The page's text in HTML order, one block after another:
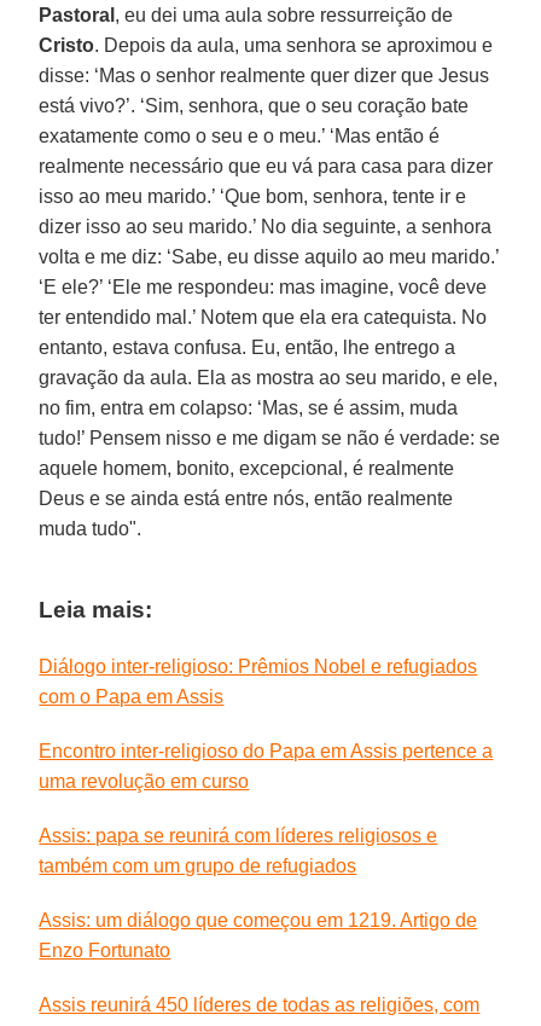
Pastoral , eu dei uma aula sobre ressurreição de
Cristo. Depois da aula, uma senhora se aproximou e
disse: ‘Mas o senhor realmente quer dizer que Jesus
está vivo?’. ‘Sim, senhora, que o seu coração bate
exatamente como o seu e o meu.’ ‘Mas então é
realmente necessário que eu vá para casa para dizer
isso ao meu marido.’ ‘Que bom, senhora, tente ir e
dizer isso ao seu marido.’ No dia seguinte, a senhora
volta e me diz: ‘Sabe, eu disse aquilo ao meu marido.’
‘E ele?’ ‘Ele me respondeu: mas imagine, você deve
ter entendido mal.’ Notem que ela era catequista. No
entanto, estava confusa. Eu, então, lhe entrego a
gravação da aula. Ela as mostra ao seu marido, e ele,
no fim, entra em colapso: ‘Mas, se é assim, muda
tudo!’ Pensem nisso e me digam se não é verdade: se
aquele homem, bonito, excepcional, é realmente
Deus e se ainda está entre nós, então realmente
muda tudo".
Leia mais:
Diálogo inter-religioso: Prêmios Nobel e refugiados
com o Papa em Assis
Encontro inter-religioso do Papa em Assis pertence a
uma revolução em curso
Assis: papa se reunirá com líderes religiosos e
também com um grupo de refugiados
Assis: um diálogo que começou em 1219. Artigo de
Enzo Fortunato
Assis reunirá 450 líderes de todas as religiões, com